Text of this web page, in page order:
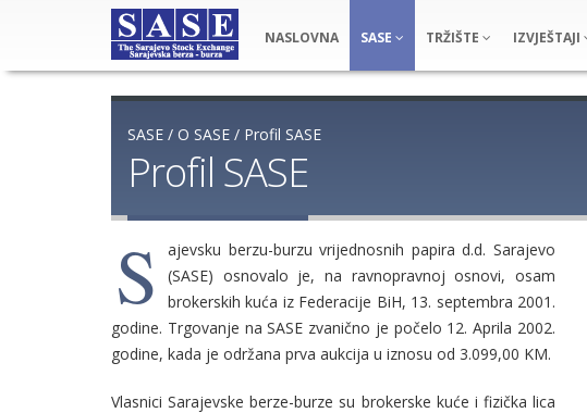
NASLOVNA SASE TRŽIŠTE IZVJEŠTAJI
SASE / O SASE / Profil SASE
Profil SASE
S
ajevsku berzu-burzu vrijednosnih papira d.d. Sarajevo
(SASE) osnovalo je, na ravnopravnoj osnovi, osam
brokerskih kuća iz Federacije BiH, 13. septembra 2001.
godine. Trgovanje na SASE zvanično je počelo 12. Aprila 2002.
godine, kada je održana prva aukcija u iznosu od 3.099,00 KM.
Vlasnici Sarajevske berze-burze su brokerske kuće i fizička lica